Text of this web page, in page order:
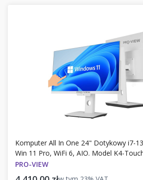
Komputer All In One 24" Dotykowy i7-
Win 11 Pro, WiFi 6, AIO. Model K4-
PRO-VIEW